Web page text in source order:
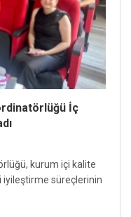
İç
kurum içi kalite
iyileştirme süreçlerinin